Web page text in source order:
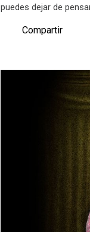
puedes dejar de
Compartir